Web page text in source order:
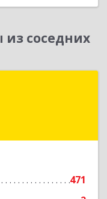
соседних
471
г, Полярников